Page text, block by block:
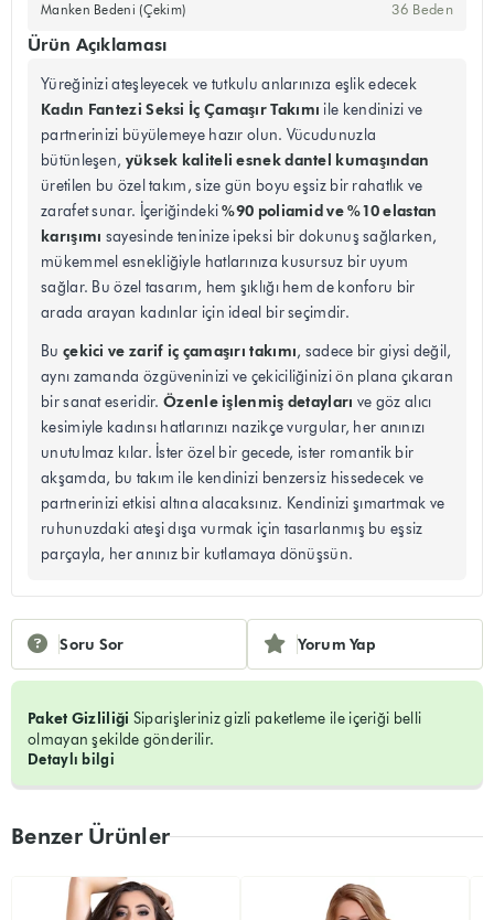
Soru Sor Yorum Yap
Paket Gizliliği Siparişleriniz gizli paketleme ile içeriği belli
olmayan şekilde gönderilir.
Detaylı bilgi
Manken Bedeni (Çekim) 36 Beden
Ürün Açıklaması
Yüreğinizi ateşleyecek ve tutkulu anlarınıza eşlik edecek
Kadın Fantezi Seksi İç Çamaşır Takımı ile kendinizi ve
partnerinizi büyülemeye hazır olun. Vücudunuzla
bütünleşen, yüksek kaliteli esnek dantel kumaşından
üretilen bu özel takım, size gün boyu eşsiz bir rahatlık ve
zarafet sunar. İçeriğindeki%90 poliamid ve %10 elastan
karışımı sayesinde teninize ipeksi bir dokunuş sağlarken,
mükemmel esnekliğiyle hatlarınıza kusursuz bir uyum
sağlar. Bu özel tasarım, hem şıklığı hem de konforu bir
arada arayan kadınlar için ideal bir seçimdir.
Bu çekici ve zarif iç çamaşırı takımı, sadece bir giysi değil,
aynı zamanda özgüveninizi ve çekiciliğinizi ön plana çıkaran
bir sanat eseridir.Özenle işlenmiş detayları ve göz alıcı
kesimiyle kadınsı hatlarınızı nazikçe vurgular, her anınızı
unutulmaz kılar. İster özel bir gecede, ister romantik bir
akşamda, bu takım ile kendinizi benzersiz hissedecek ve
partnerinizi etkisi altına alacaksınız. Kendinizi şımartmak ve
ruhunuzdaki ateşi dışa vurmak için tasarlanmış bu eşsiz
parçayla, her anınız bir kutlamaya dönüşsün.
Benzer Ürünler